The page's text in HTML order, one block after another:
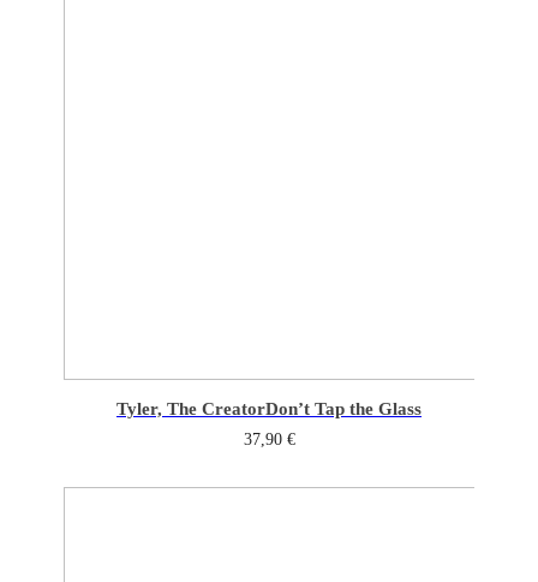
Tyler, The CreatorDon’t Tap the Glass
37,90 €